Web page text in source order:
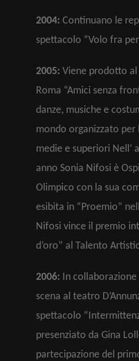
2004: Continuano le
spettacolo “Volo fra
2005: Viene prodotto
Roma “Amici senza
danze, musiche e
mondo organizzato
medie e superiori Nell’
anno Sonia Nifosi è
Olimpico con la sua
esibita in “Proemio”
Nifosi vince il premio
d’oro” al Talento
2006: In collaborazione
scena al teatro
spettacolo
presenziato da Gina
partecipazione del